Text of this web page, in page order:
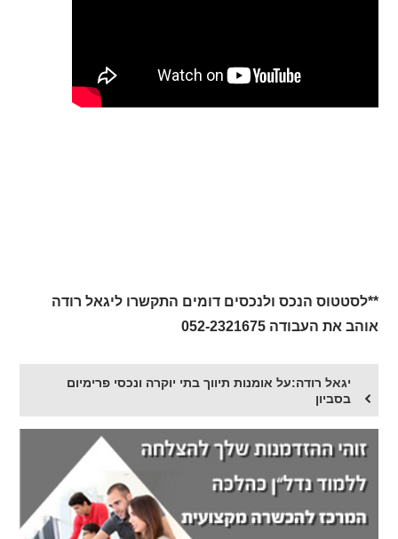
**לסטטוס הנכס ולנכסים דומים התקשרו ליגאל רודה
אוהב את העבודה 052-2321675
יגאל רודה:על אומנות תיווך בתי יוקרה ונכסי פרימיום
בסביון